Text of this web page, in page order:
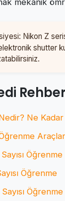
Nikon Z
shutter
Ne
Öğrenme
Öğrenme
Öğrenme